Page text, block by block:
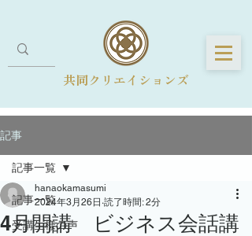
共同クリエイションズ
記事
記事一覧
受講生様の声
記事一覧
4月開講 ビジネス会話講
hanaokamasumi
2024年3月26日 読了時間: 2分